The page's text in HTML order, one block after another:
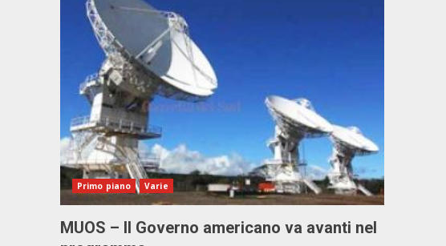
Primo piano Varie
MUOS – Il Governo americano va avanti nel